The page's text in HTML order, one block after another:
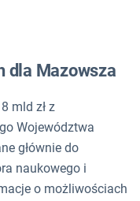
dla Mazowsza
mld zł z
Województwa
głównie do
naukowego i
o możliwościach